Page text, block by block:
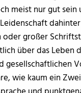
meist nur gut
großer
über das Leben
gesellschaftlichen
wie kaum ein